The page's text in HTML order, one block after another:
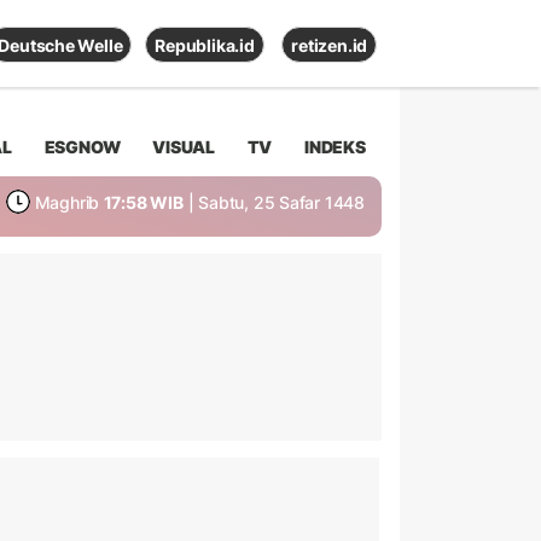
Deutsche Welle Republika.id retizen.id
ESGNOW VISUAL TV INDEKS
Maghrib 17:58 WIB | Sabtu, 25 Safar 1448